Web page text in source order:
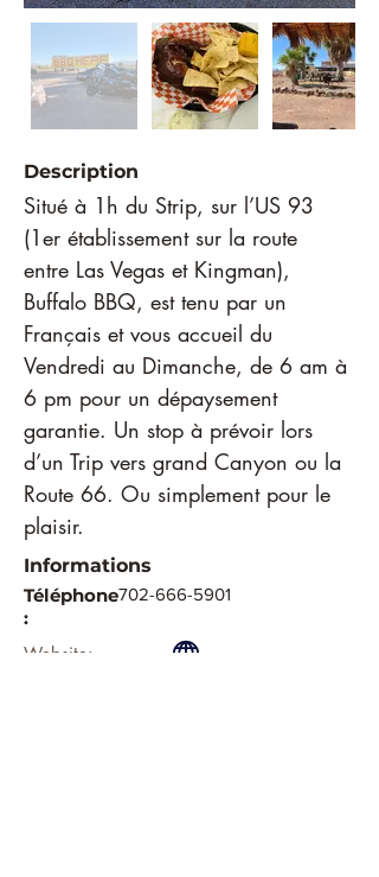
Description
Situé à 1h du Strip, sur l’US 93
(1er établissement sur la route
entre Las Vegas et Kingman),
Buffalo BBQ, est tenu par un
Français et vous accueil du
Vendredi au Dimanche, de 6 am à
6 pm pour un dépaysement
garantie. Un stop à prévoir lors
d’un Trip vers grand Canyon ou la
Route 66. Ou simplement pour le
plaisir.
Informations
Téléphone
:
702-666-5901
Website: